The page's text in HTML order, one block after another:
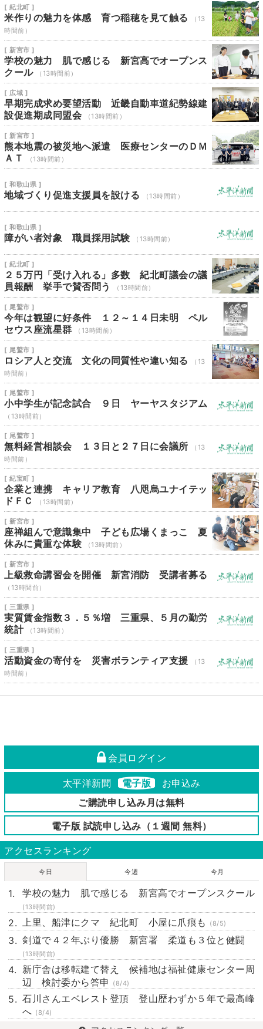
[ 紀北町 ]
米作りの魅力を体感 育つ稲穂を見て触る
（13
時間前）
[ 新宮市 ]
学校の魅力 肌で感じる 新宮高でオープンス
クール
（13時間前）
[ 広域 ]
早期完成求め要望活動 近畿自動車道紀勢線建
設促進期成同盟会
（13時間前）
[ 新宮市 ]
熊本地震の被災地へ派遣 医療センターのＤＭ
ＡＴ
（13時間前）
[ 和歌山県 ]
地域づくり促進支援員を設ける （13時間前）
[ 和歌山県 ]
障がい者対象 職員採用試験 （13時間前）
[ 紀北町 ]
２５万円「受け入れる」多数 紀北町議会の議
員報酬 挙手で賛否問う
（13時間前）
[ 尾鷲市 ]
今年は観望に好条件 １２～１４日未明 ペル
セウス座流星群
（13時間前）
[ 尾鷲市 ]
ロシア人と交流 文化の同質性や違い知る
（13
時間前）
[ 尾鷲市 ]
小中学生が記念試合 ９日 ヤーヤスタジアム
（13時間前）
[ 尾鷲市 ]
無料経営相談会 １３日と２７日に会議所
（13
時間前）
[ 紀宝町 ]
企業と連携 キャリア教育 八咫烏ユナイテッ
ドＦＣ
（13時間前）
[ 新宮市 ]
座禅組んで意識集中 子ども広場くまっこ 夏
休みに貴重な体験
（13時間前）
[ 新宮市 ]
上級救命講習会を開催 新宮消防 受講者募る
（13時間前）
[ 三重県 ]
実質賃金指数３．５％増 三重県、５月の勤労
統計
（13時間前）
[ 三重県 ]
活動資金の寄付を 災害ボランティア支援
（13
時間前）
会員ログイン
太平洋新聞 電子版
お申込み
ご購読申し込み月は無料
電子版 試読申し込み（１週間 無料）
アクセスランキング
今日 今週 今月
学校の魅力 肌で感じる 新宮高でオープンスクール
(13時間前)
上里、船津にクマ 紀北町 小屋に爪痕も (8/5)
剣道で４２年ぶり優勝 新宮署 柔道も３位と健闘
(13時間前)
新庁舎は移転建て替え 候補地は福祉健康センター周
辺 検討委から答申
(8/4)
石川さんエベレスト登頂 登山歴わずか５年で最高峰
へ (8/4)